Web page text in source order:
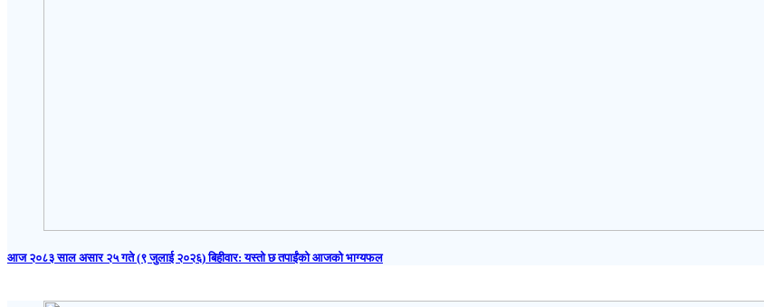
आज २०८३ साल असार २५ गते (९ जुलाई २०२६) बिहीवार: यस्तो छ तपाईंको आजको भाग्यफल